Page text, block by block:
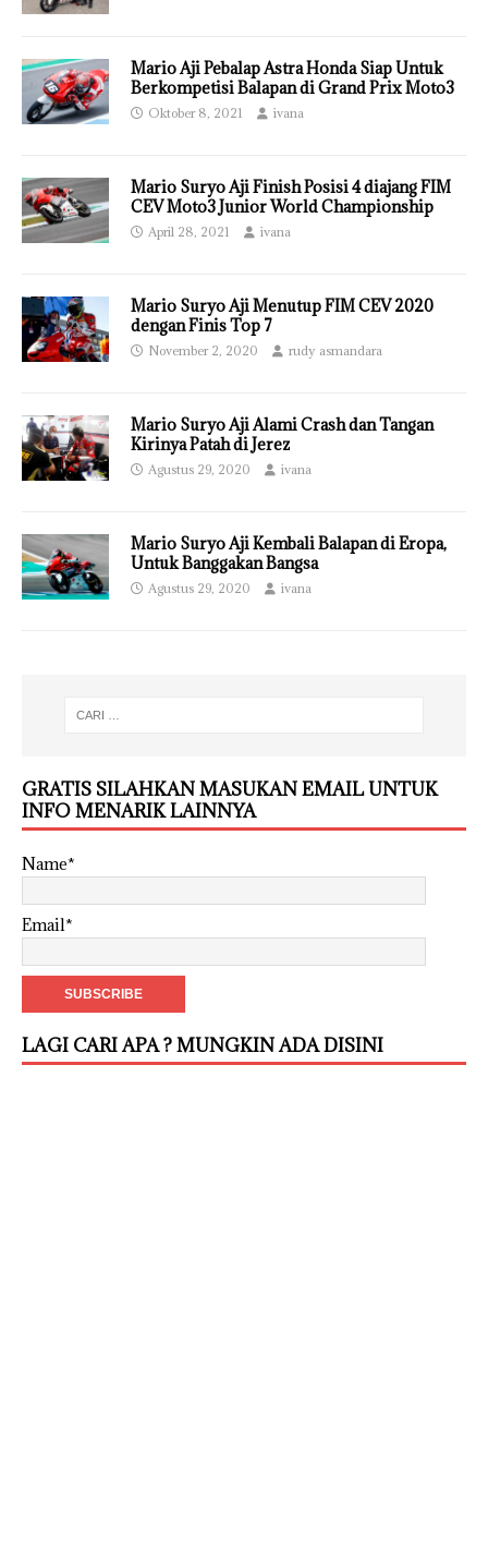
Mario Aji Pebalap Astra Honda Siap Untuk
Berkompetisi Balapan di Grand Prix Moto3
Oktober 8, 2021 ivana
Mario Suryo Aji Finish Posisi 4 diajang FIM
CEV Moto3 Junior World Championship
April 28, 2021 ivana
Mario Suryo Aji Menutup FIM CEV 2020
dengan Finis Top 7
November 2, 2020 rudy asmandara
Mario Suryo Aji Alami Crash dan Tangan
Kirinya Patah di Jerez
Agustus 29, 2020 ivana
Mario Suryo Aji Kembali Balapan di Eropa,
Untuk Banggakan Bangsa
Agustus 29, 2020 ivana
GRATIS SILAHKAN MASUKAN EMAIL UNTUK
INFO MENARIK LAINNYA
Name*
Email*
LAGI CARI APA ? MUNGKIN ADA DISINI